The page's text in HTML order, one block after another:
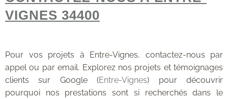
VIGNES 34400
Pour vos projets à Entre-Vignes, contactez-nous par
appel ou par email. Explorez nos projets et témoignages
clients sur Google (Entre-Vignes) pour découvrir
pourquoi nos prestations sont si recherchés dans le